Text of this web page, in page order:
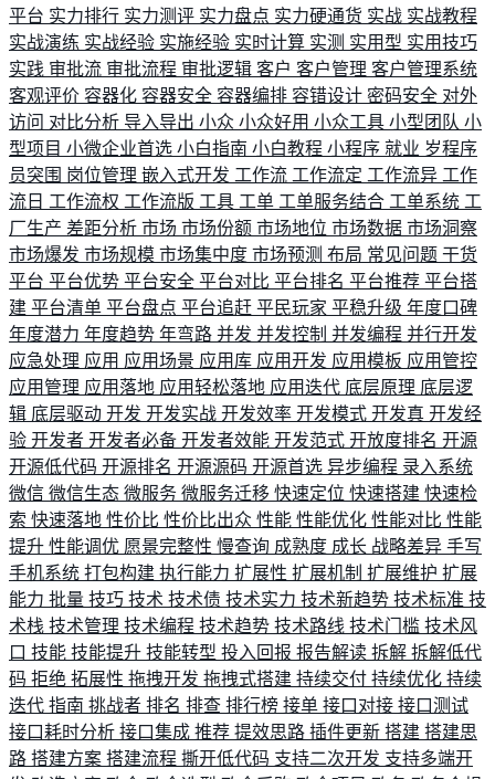
平台 实力排行 实力测评 实力盘点 实力硬通货 实战 实战教程
实战演练 实战经验 实施经验 实时计算 实测 实用型 实用技巧
实践 审批流 审批流程 审批逻辑 客户 客户管理 客户管理系统
客观评价 容器化 容器安全 容器编排 容错设计 密码安全 对外
访问 对比分析 导入导出 小众 小众好用 小众工具 小型团队 小
型项目 小微企业首选 小白指南 小白教程 小程序 就业 岁程序
员突围 岗位管理 嵌入式开发 工作流 工作流定 工作流异 工作
流日 工作流权 工作流版 工具 工单 工单服务结合 工单系统 工
厂生产 差距分析 市场 市场份额 市场地位 市场数据 市场洞察
市场爆发 市场规模 市场集中度 市场预测 布局 常见问题 干货
平台 平台优势 平台安全 平台对比 平台排名 平台推荐 平台搭
建 平台清单 平台盘点 平台追赶 平民玩家 平稳升级 年度口碑
年度潜力 年度趋势 年弯路 并发 并发控制 并发编程 并行开发
应急处理 应用 应用场景 应用库 应用开发 应用模板 应用管控
应用管理 应用落地 应用轻松落地 应用迭代 底层原理 底层逻
辑 底层驱动 开发 开发实战 开发效率 开发模式 开发真 开发经
验 开发者 开发者必备 开发者效能 开发范式 开放度排名 开源
开源低代码 开源排名 开源源码 开源首选 异步编程 录入系统
微信 微信生态 微服务 微服务迁移 快速定位 快速搭建 快速检
索 快速落地 性价比 性价比出众 性能 性能优化 性能对比 性能
提升 性能调优 愿景完整性 慢查询 成熟度 成长 战略差异 手写
手机系统 打包构建 执行能力 扩展性 扩展机制 扩展维护 扩展
能力 批量 技巧 技术 技术债 技术实力 技术新趋势 技术标准 技
术栈 技术管理 技术编程 技术趋势 技术路线 技术门槛 技术风
口 技能 技能提升 技能转型 投入回报 报告解读 拆解 拆解低代
码 拒绝 拓展性 拖拽开发 拖拽式搭建 持续交付 持续优化 持续
迭代 指南 挑战者 排名 排查 排行榜 接单 接口对接 接口测试
接口耗时分析 接口集成 推荐 提效思路 插件更新 搭建 搭建思
路 搭建方案 搭建流程 撕开低代码 支持二次开发 支持多端开